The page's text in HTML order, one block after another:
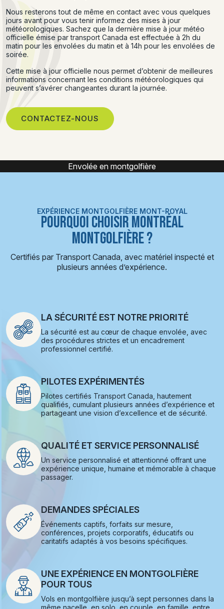
Nous resterons tout de même en contact avec vous quelques
jours avant pour vous tenir informez des mises à jour
météorologiques. Sachez que la dernière mise à jour météo
officielle émise par transport Canada est effectuée à 2h du
matin pour les envolées du matin et à 14h pour les envolées de
soirée.
Cette mise à jour officielle nous permet d’obtenir de meilleures
informations concernant les conditions météorologiques qui
peuvent s’avérer changeantes durant la journée.
CONTACTEZ-NOUS
Montgolfière
EXPÉRIENCE MONTGOLFIÈRE MONT-ROYAL
POURQUOI CHOISIR MONTRÉAL
MONTGOLFIÈRE ?
Certifiés par Transport Canada, avec matériel inspecté et
plusieurs années d’expérience.
LA SÉCURITÉ EST NOTRE PRIORITÉ
La sécurité est au cœur de chaque envolée, avec
des procédures strictes et un encadrement
professionnel certifié.
PILOTES EXPÉRIMENTÉS
Pilotes certifiés Transport Canada, hautement
qualifiés, cumulant plusieurs années d’expérience et
partageant une vision d’excellence et de sécurité.
QUALITÉ ET SERVICE PERSONNALISÉ
Un service personnalisé et attentionné offrant une
expérience unique, humaine et mémorable à chaque
passager.
DEMANDES SPÉCIALES
Événements captifs, forfaits sur mesure,
conférences, projets corporatifs, éducatifs ou
caritatifs adaptés à vos besoins spécifiques.
UNE EXPÉRIENCE EN MONTGOLFIÈRE
POUR TOUS
Vols en montgolfière jusqu’à sept personnes dans la
même nacelle, en solo, en couple, en famille, entre